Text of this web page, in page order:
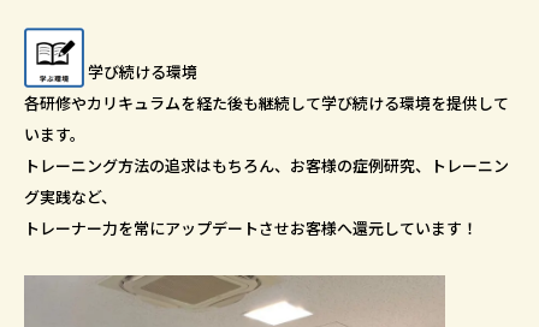
学び続ける環境
各研修やカリキュラムを経た後も継続して学び続ける環境を提供して
います。
トレーニング方法の追求はもちろん、お客様の症例研究、トレーニン
グ実践など、
トレーナー力を常にアップデートさせお客様へ還元しています！